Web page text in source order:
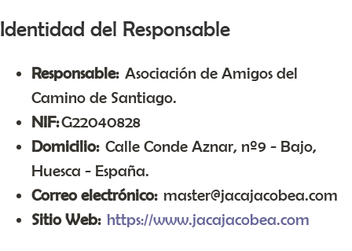
Identidad del Responsable
Responsable:Asociación de Amigos del
Camino de Santiago.
NIF:G22040828
Domicilio:Calle Conde Aznar, nº9 - Bajo,
Huesca - España.
Correo electrónico:master@jacajacobea.com
Sitio Web: https://www.jacajacobea.com